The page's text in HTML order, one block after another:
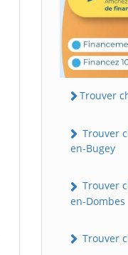
Trouver
Trouver
en-Bugey
Trouver
en-Dombes
Trouver